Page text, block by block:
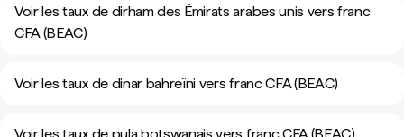
Voir les taux de dirham des Émirats arabes unis vers franc
CFA (BEAC)
Voir les taux de dinar bahreïni vers franc CFA (BEAC)